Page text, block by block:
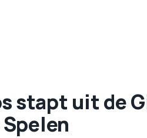
stapt uit de